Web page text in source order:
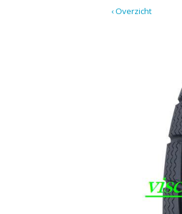
‹ Overzicht